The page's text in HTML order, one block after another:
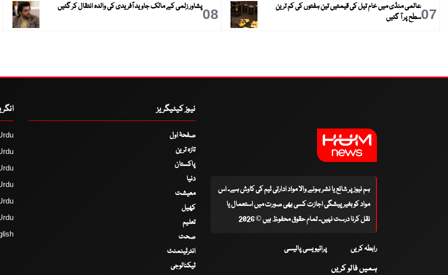
07عالمی منڈی میں خام تیل کی قیمتیں تین ہفتوں کی کم ترین
سطح پر آ گئیں
08پشاور زلمی کے مالک جاوید آفریدی کی والدہ انتقال کر گئیں
ہم نیوز پر شائع یا نشر ہونے والا مواد ادارتی ٹیم کی کاوش ہے۔ اس
مواد کو بغیر پیشگی اجازت کسی بھی صورت میں استعمال یا
نقل کرنا درست نہیں۔ تمام حقوق محفوظ ہیں © 2026
رابطہ کریں پرائیویسی پالیسی
ہمیں فالو کریں
نیوز کیٹیگریز
صفحۂ اول
تازہ ترین
پاکستان
دنیا
معیشت
کھیل
تعلیم
صحت
انٹرٹینمنٹ
ٹیکنالوجی